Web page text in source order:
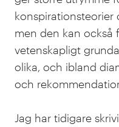
konspirationsteorier
men den kan också
vetenskapligt
olika, och ibland
och
Jag har tidigare